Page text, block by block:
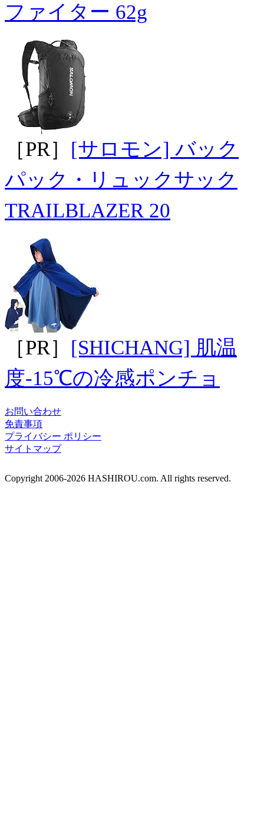
ファイター 62g
［PR］ [サロモン] バック
パック・リュックサック
TRAILBLAZER 20
［PR］ [SHICHANG] 肌温
度-15℃の冷感ポンチョ
お問い合わせ
免責事項
プライバシー ポリシー
サイトマップ
Copyright 2006-2026 HASHIROU.com. All rights reserved.